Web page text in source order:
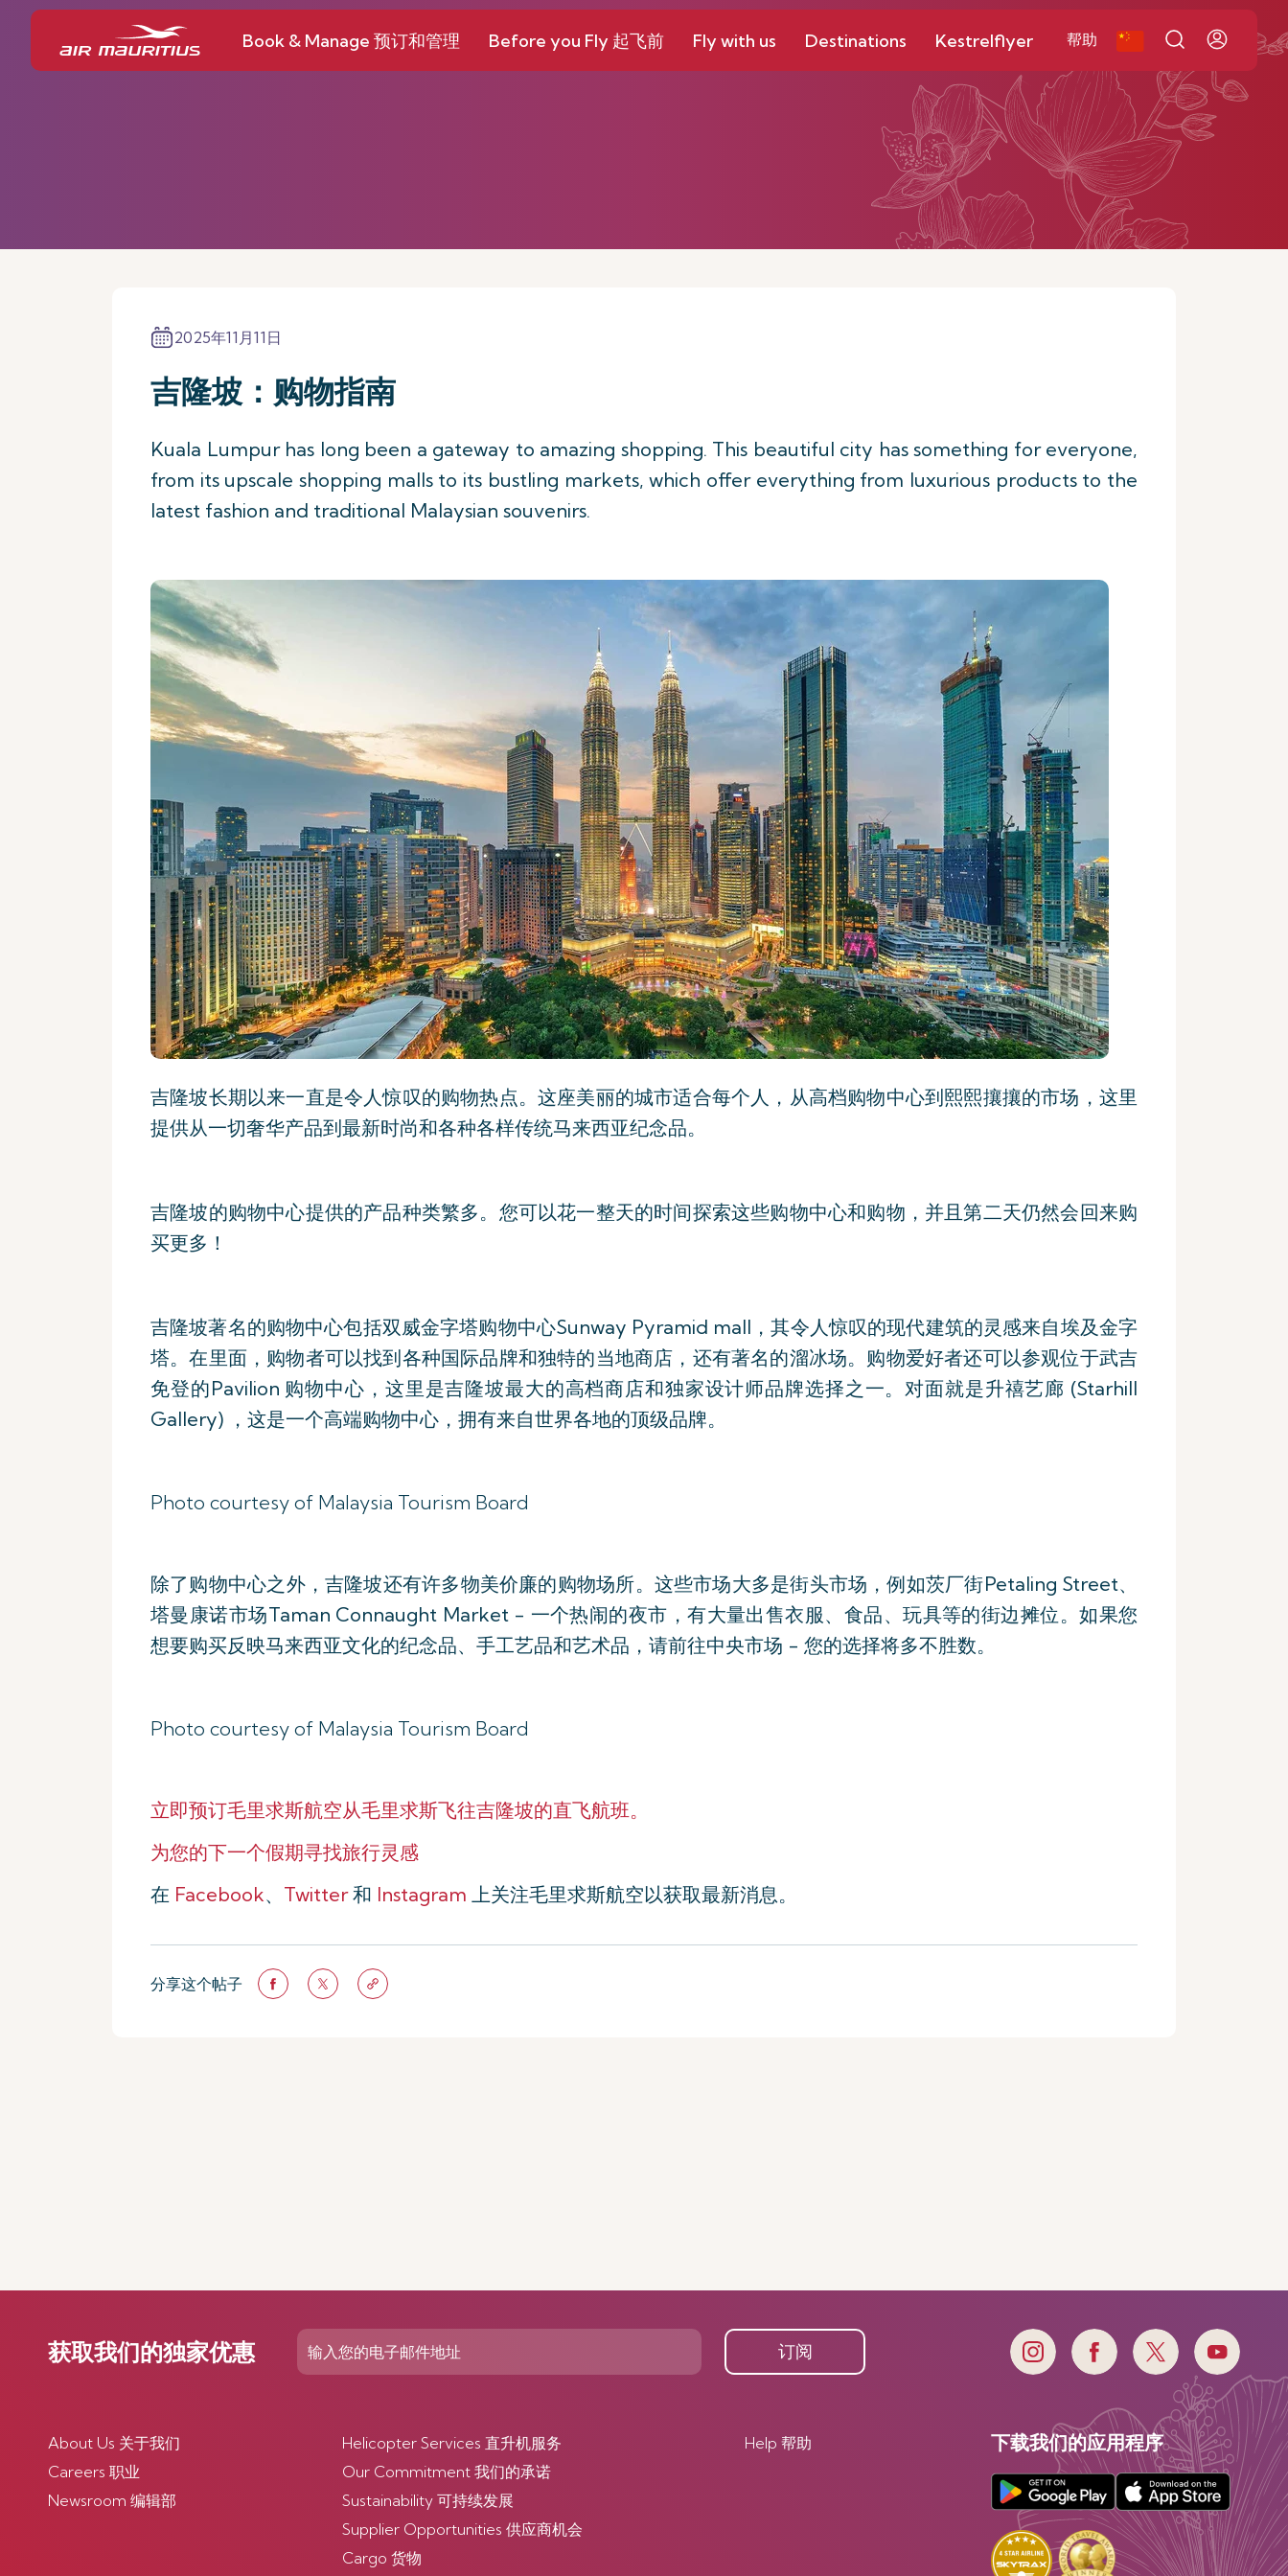
Book & Manage 预订和管理 Before you Fly 起飞前 Fly with us Destinations Kestrelflyer 帮助
2025年11月11日
吉隆坡：购物指南
Kuala Lumpur has long been a gateway to amazing shopping. This beautiful city has something for everyone,
from its upscale shopping malls to its bustling markets, which offer everything from luxurious products to the
latest fashion and traditional Malaysian souvenirs.
吉隆坡长期以来一直是令人惊叹的购物热点。这座美丽的城市适合每个人，从高档购物中心到熙熙攘攘的市场，这里
提供从一切奢华产品到最新时尚和各种各样传统马来西亚纪念品。
吉隆坡的购物中心提供的产品种类繁多。您可以花一整天的时间探索这些购物中心和购物，并且第二天仍然会回来购
买更多！
吉隆坡著名的购物中心包括双威金字塔购物中心Sunway Pyramid mall，其令人惊叹的现代建筑的灵感来自埃及金字
塔。在里面，购物者可以找到各种国际品牌和独特的当地商店，还有著名的溜冰场。购物爱好者还可以参观位于武吉
免登的Pavilion 购物中心，这里是吉隆坡最大的高档商店和独家设计师品牌选择之一。对面就是升禧艺廊 (Starhill
Gallery) ，这是一个高端购物中心，拥有来自世界各地的顶级品牌。
Photo courtesy of Malaysia Tourism Board
除了购物中心之外，吉隆坡还有许多物美价廉的购物场所。这些市场大多是街头市场，例如茨厂街Petaling Street、
塔曼康诺市场Taman Connaught Market - 一个热闹的夜市，有大量出售衣服、食品、玩具等的街边摊位。如果您
想要购买反映马来西亚文化的纪念品、手工艺品和艺术品，请前往中央市场 - 您的选择将多不胜数。
Photo courtesy of Malaysia Tourism Board
立即预订毛里求斯航空从毛里求斯飞往吉隆坡的直飞航班。
为您的下一个假期寻找旅行灵感
在 Facebook、 Twitter和 Instagram 上关注毛里求斯航空以获取最新消息。
分享这个帖子
获取我们的独家优惠 订阅
About Us 关于我们
Careers 职业
Newsroom 编辑部
Helicopter Services 直升机服务
Our Commitment 我们的承诺
Sustainability 可持续发展
Supplier Opportunities 供应商机会
Cargo 货物
Help 帮助 下载我们的应用程序